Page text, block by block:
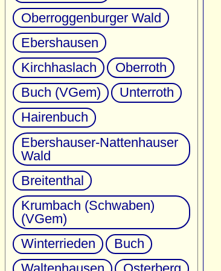
Oberroggenburger Wald
Ebershausen
Kirchhaslach
Oberroth
Buch (VGem)
Unterroth
Hairenbuch
Ebershauser-Nattenhauser
Wald
Breitenthal
Krumbach (Schwaben)
(VGem)
Winterrieden
Buch